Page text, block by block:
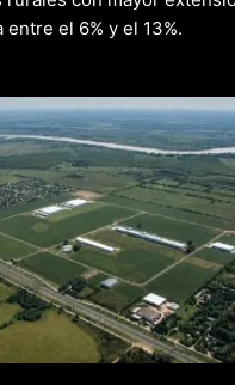
el 6% y el 13%.